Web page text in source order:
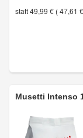
statt 49,99 € ( 47,61
Musetti Intenso